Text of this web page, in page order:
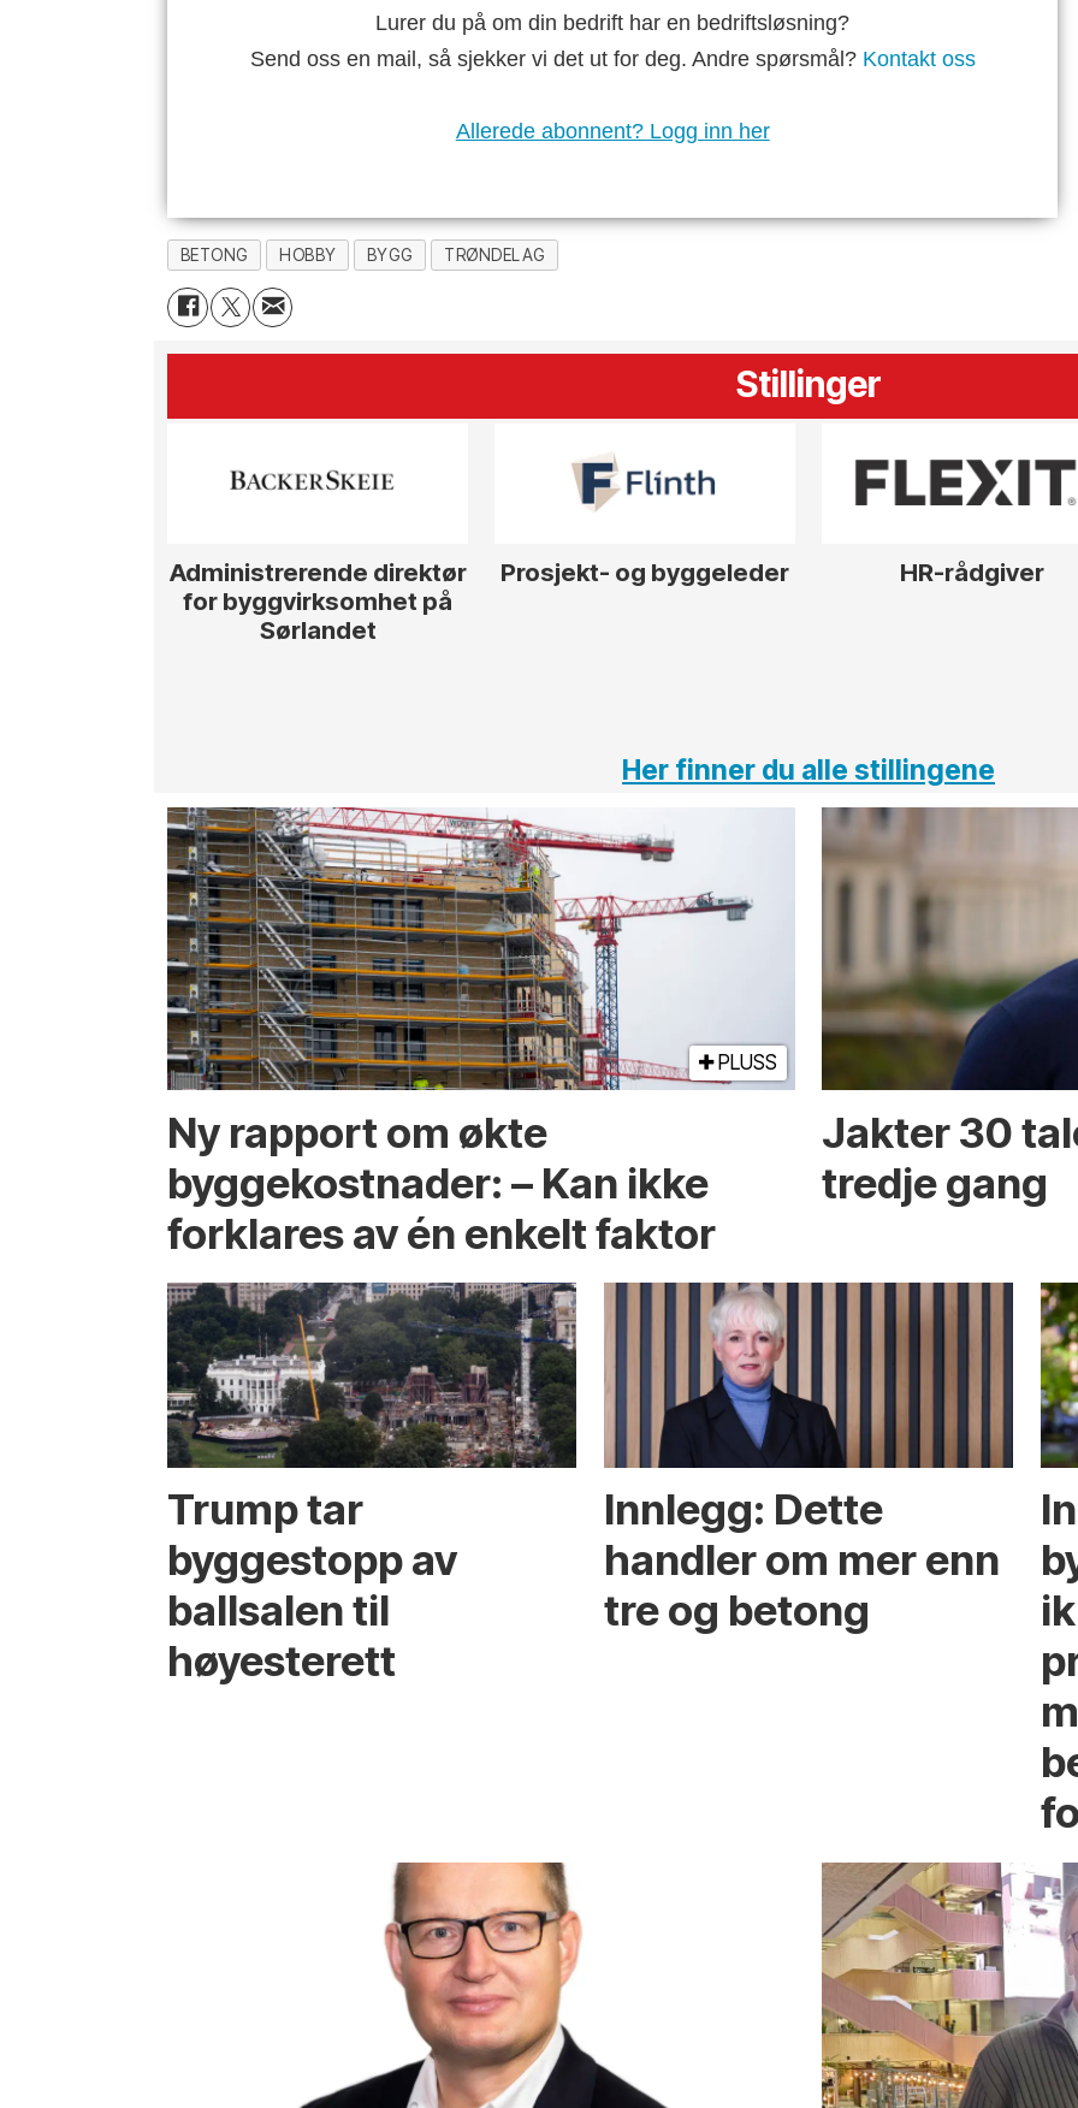
Lurer du på om din bedrift har en bedriftsløsning?
Send oss en mail, så sjekker vi det ut for deg. Andre spørsmål? Kontakt oss
Allerede abonnent? Logg inn her
BETONG HOBBY BYGG TRØNDELAG
Stillinger
Administrerende direktør
for byggvirksomhet på
Sørlandet
Prosjekt- og byggeleder HR-rådgiver
Her finner du alle stillingene
PLUSS
Ny rapport om økte
byggekostnader: – Kan ikke
forklares av én enkelt faktor
Jakter 30
tredje gang
Trump tar
byggestopp av
ballsalen til
høyesterett
Innlegg: Dette
handler om mer enn
tre og betong